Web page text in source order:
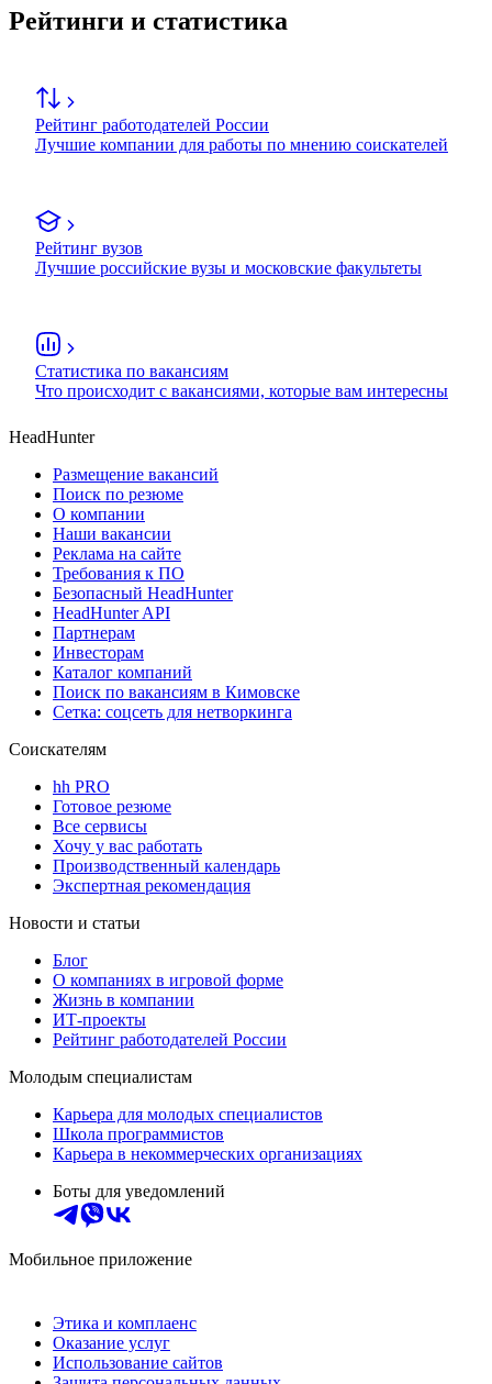
Рейтинги и статистика
Рейтинг работодателей России
Лучшие компании для работы по мнению соискателей
Рейтинг вузов
Лучшие российские вузы и московские факультеты
Статистика по вакансиям
Что происходит с вакансиями, которые вам интересны
HeadHunter
Размещение вакансий
Поиск по резюме
О компании
Наши вакансии
Реклама на сайте
Требования к ПО
Безопасный HeadHunter
HeadHunter API
Партнерам
Инвесторам
Каталог компаний
Поиск по вакансиям в Кимовске
Сетка: соцсеть для нетворкинга
Соискателям
hh PRO
Готовое резюме
Все сервисы
Хочу у вас работать
Производственный календарь
Экспертная рекомендация
Новости и статьи
Блог
О компаниях в игровой форме
Жизнь в компании
ИТ-проекты
Рейтинг работодателей России
Молодым специалистам
Карьера для молодых специалистов
Школа программистов
Карьера в некоммерческих организациях
Боты для уведомлений
Мобильное приложение
Этика и комплаенс
Оказание услуг
Использование сайтов